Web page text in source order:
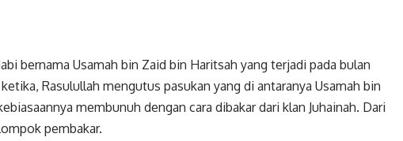
bernama Usamah bin Zaid bin Haritsah yang terjadi pada bulan
Rasulullah mengutus pasukan yang di antaranya Usamah bin
membunuh dengan cara dibakar dari klan Juhainah. Dari
pembakar.